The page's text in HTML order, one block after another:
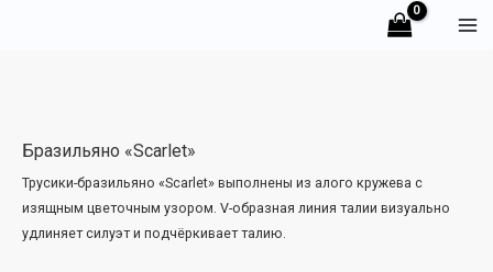
Бразильяно «Scarlet»
Трусики-бразильяно «Scarlet» выполнены из алого кружева с
изящным цветочным узором. V-образная линия талии визуально
удлиняет силуэт и подчёркивает талию.